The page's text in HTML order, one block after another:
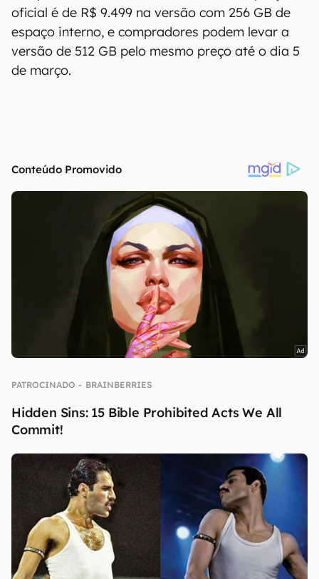
oficial é de R$ 9.499 na versão com 256 GB de
espaço interno, e compradores podem levar a
versão de 512 GB pelo mesmo preço até o dia 5
de março.